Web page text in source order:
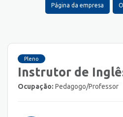
Página da empresa
Pleno
Instrutor de
Ocupação: Pedagogo/Professor